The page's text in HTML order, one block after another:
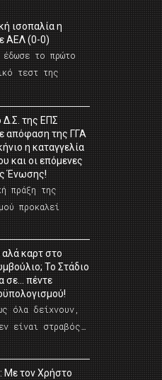
ισοπαλία η
ΑΕΛ (0-0)
το πρώτο
τεστ της
της ΕΠΣ
απόφαση της ΓΓΑ
η καταγγελία
και οι επόμενες
Ένωσης!
πράξη της
προκαλεί
αλά καρτ στο
Το Στάδιο
σε… πέντε
όλα δείχνουν,
είναι στραβός…
Με τον Χρήστο